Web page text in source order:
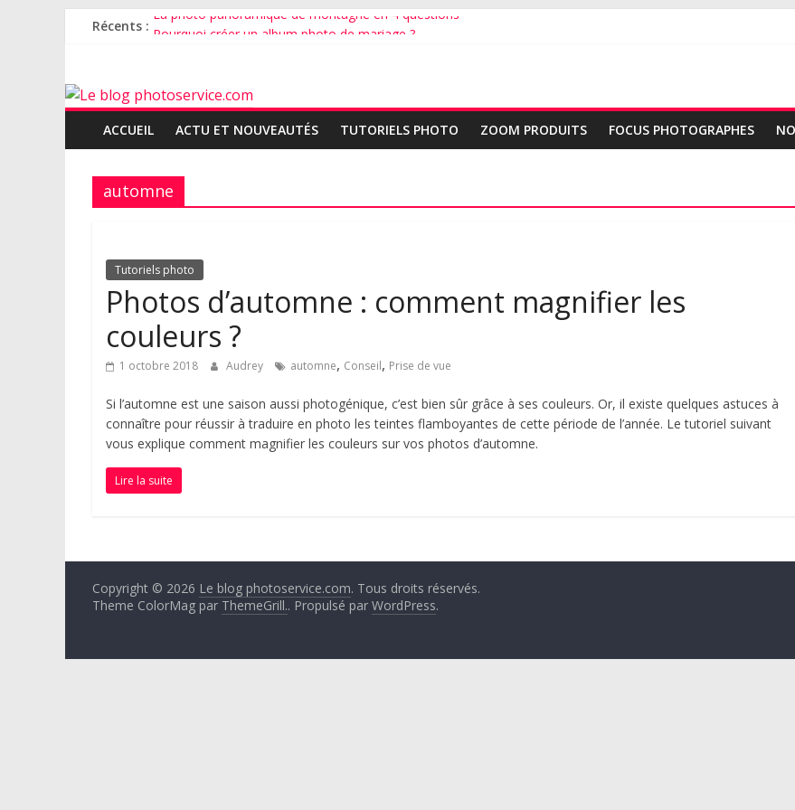
Récents : La photo panoramique de montagne en 4 questions
Pourquoi créer un album photo de mariage ?
Comment photographier un bébé ?
ACCUEIL
ACTU ET NOUVEAUTÉS TUTORIELS PHOTO ZOOM PRODUITS FOCUS PHOTOGRAPHES
automne
Tutoriels photo
Photos d’automne : comment magnifier les
couleurs ?
1 octobre 2018 Audrey automne, Conseil, Prise de vue
Si l’automne est une saison aussi photogénique, c’est bien sûr grâce à ses couleurs. Or, il existe quelques astuces à
connaître pour réussir à traduire en photo les teintes flamboyantes de cette période de l’année. Le tutoriel suivant
vous explique comment magnifier les couleurs sur vos photos d’automne.
Lire la suite
Copyright © 2026 Le blog photoservice.com. Tous droits réservés.
Theme ColorMag par ThemeGrill.. Propulsé par WordPress.